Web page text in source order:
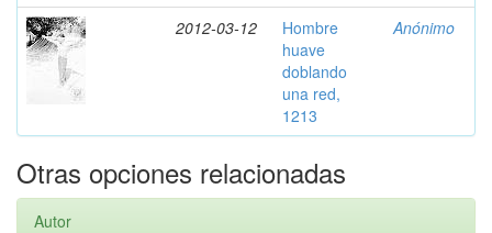
2012-03-12
Hombre
huave
doblando
una red,
1213
Anónimo
Otras opciones relacionadas
Autor